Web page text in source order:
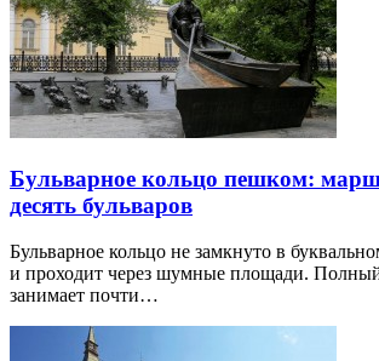
Бульварное кольцо пешком:
десять бульваров
Бульварное кольцо не замкнуто в
и проходит через шумные площади.
занимает почти…